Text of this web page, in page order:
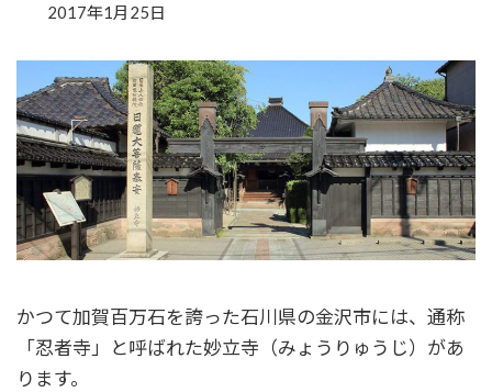
2017年1月25日
かつて加賀百万石を誇った石川県の金沢市には、通称
「忍者寺」と呼ばれた妙立寺（みょうりゅうじ）があ
ります。